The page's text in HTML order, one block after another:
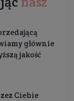
głównie
jakość
Ciebie